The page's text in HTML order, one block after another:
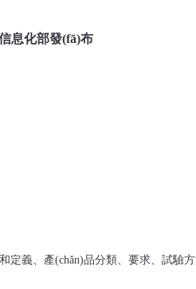
息化部發(fā)布
、產(chǎn)品分類、要求、試驗方